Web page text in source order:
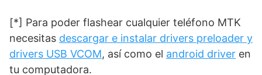
[*] Para poder flashear cualquier teléfono MTK
necesitas descargar e instalar drivers preloader y
drivers USB VCOM, así como el android driver en
tu computadora.